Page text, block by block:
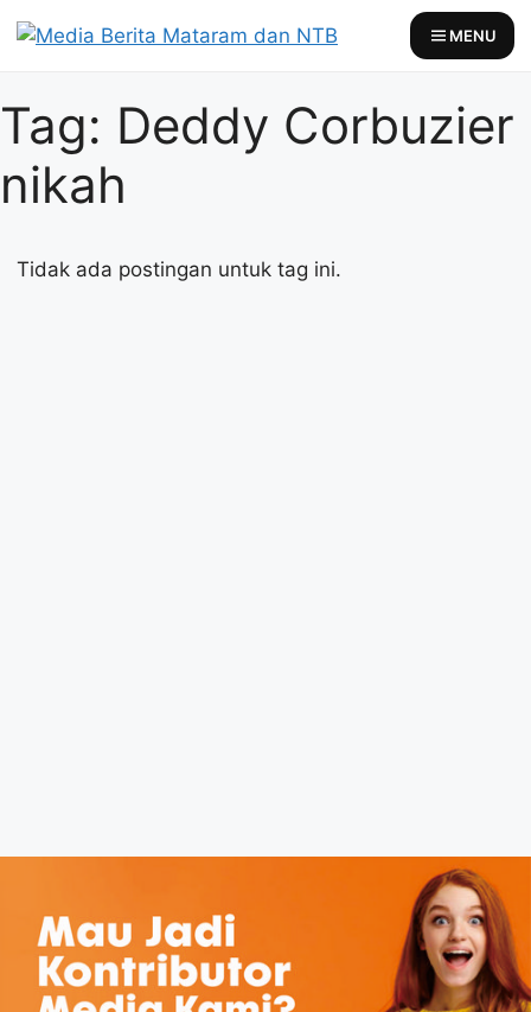
to
MENU
Tag: Deddy Corbuzier
nikah
Tidak ada postingan untuk tag ini.